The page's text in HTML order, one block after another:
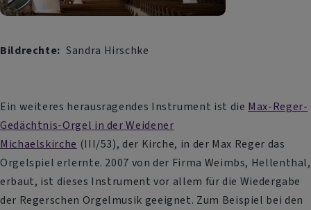
Bildrechte Sandra Hirschke
Ein weiteres herausragendes Instrument ist die Max-Reger-
Gedächtnis-Orgel in der Weidener
Michaelskirche (III/53), der Kirche, in der Max Reger das
Orgelspiel erlernte. 2007 von der Firma Weimbs, Hellenthal,
erbaut, ist dieses Instrument vor allem für die Wiedergabe
der Regerschen Orgelmusik geeignet. Zum Beispiel bei den